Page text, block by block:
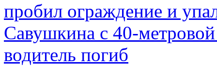
пробил ограждение и
Савушкина с 40-
водитель погиб